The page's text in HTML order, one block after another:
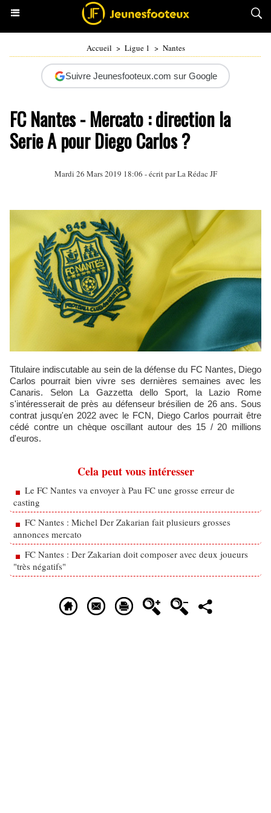
Accueil > Ligue 1 > Nantes
Suivre Jeunesfooteux.com sur Google
FC Nantes - Mercato : direction la
Serie A pour Diego Carlos ?
Mardi 26 Mars 2019 18:06 - écrit par La Rédac JF
Titulaire indiscutable au sein de la défense du FC Nantes, Diego
Carlos pourrait bien vivre ses dernières semaines avec les
Canaris. Selon La Gazzetta dello Sport, la Lazio Rome
s'intéresserait de près au défenseur brésilien de 26 ans. Sous
contrat jusqu'en 2022 avec le FCN, Diego Carlos pourrait être
cédé contre un chèque oscillant autour des 15 / 20 millions
d'euros.
Cela peut vous intéresser
Le FC Nantes va envoyer à Pau FC une grosse erreur de
casting
FC Nantes : Michel Der Zakarian fait plusieurs grosses
annonces mercato
FC Nantes : Der Zakarian doit composer avec deux joueurs
"très négatifs"